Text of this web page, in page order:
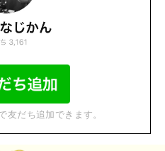
友だち追加できます。